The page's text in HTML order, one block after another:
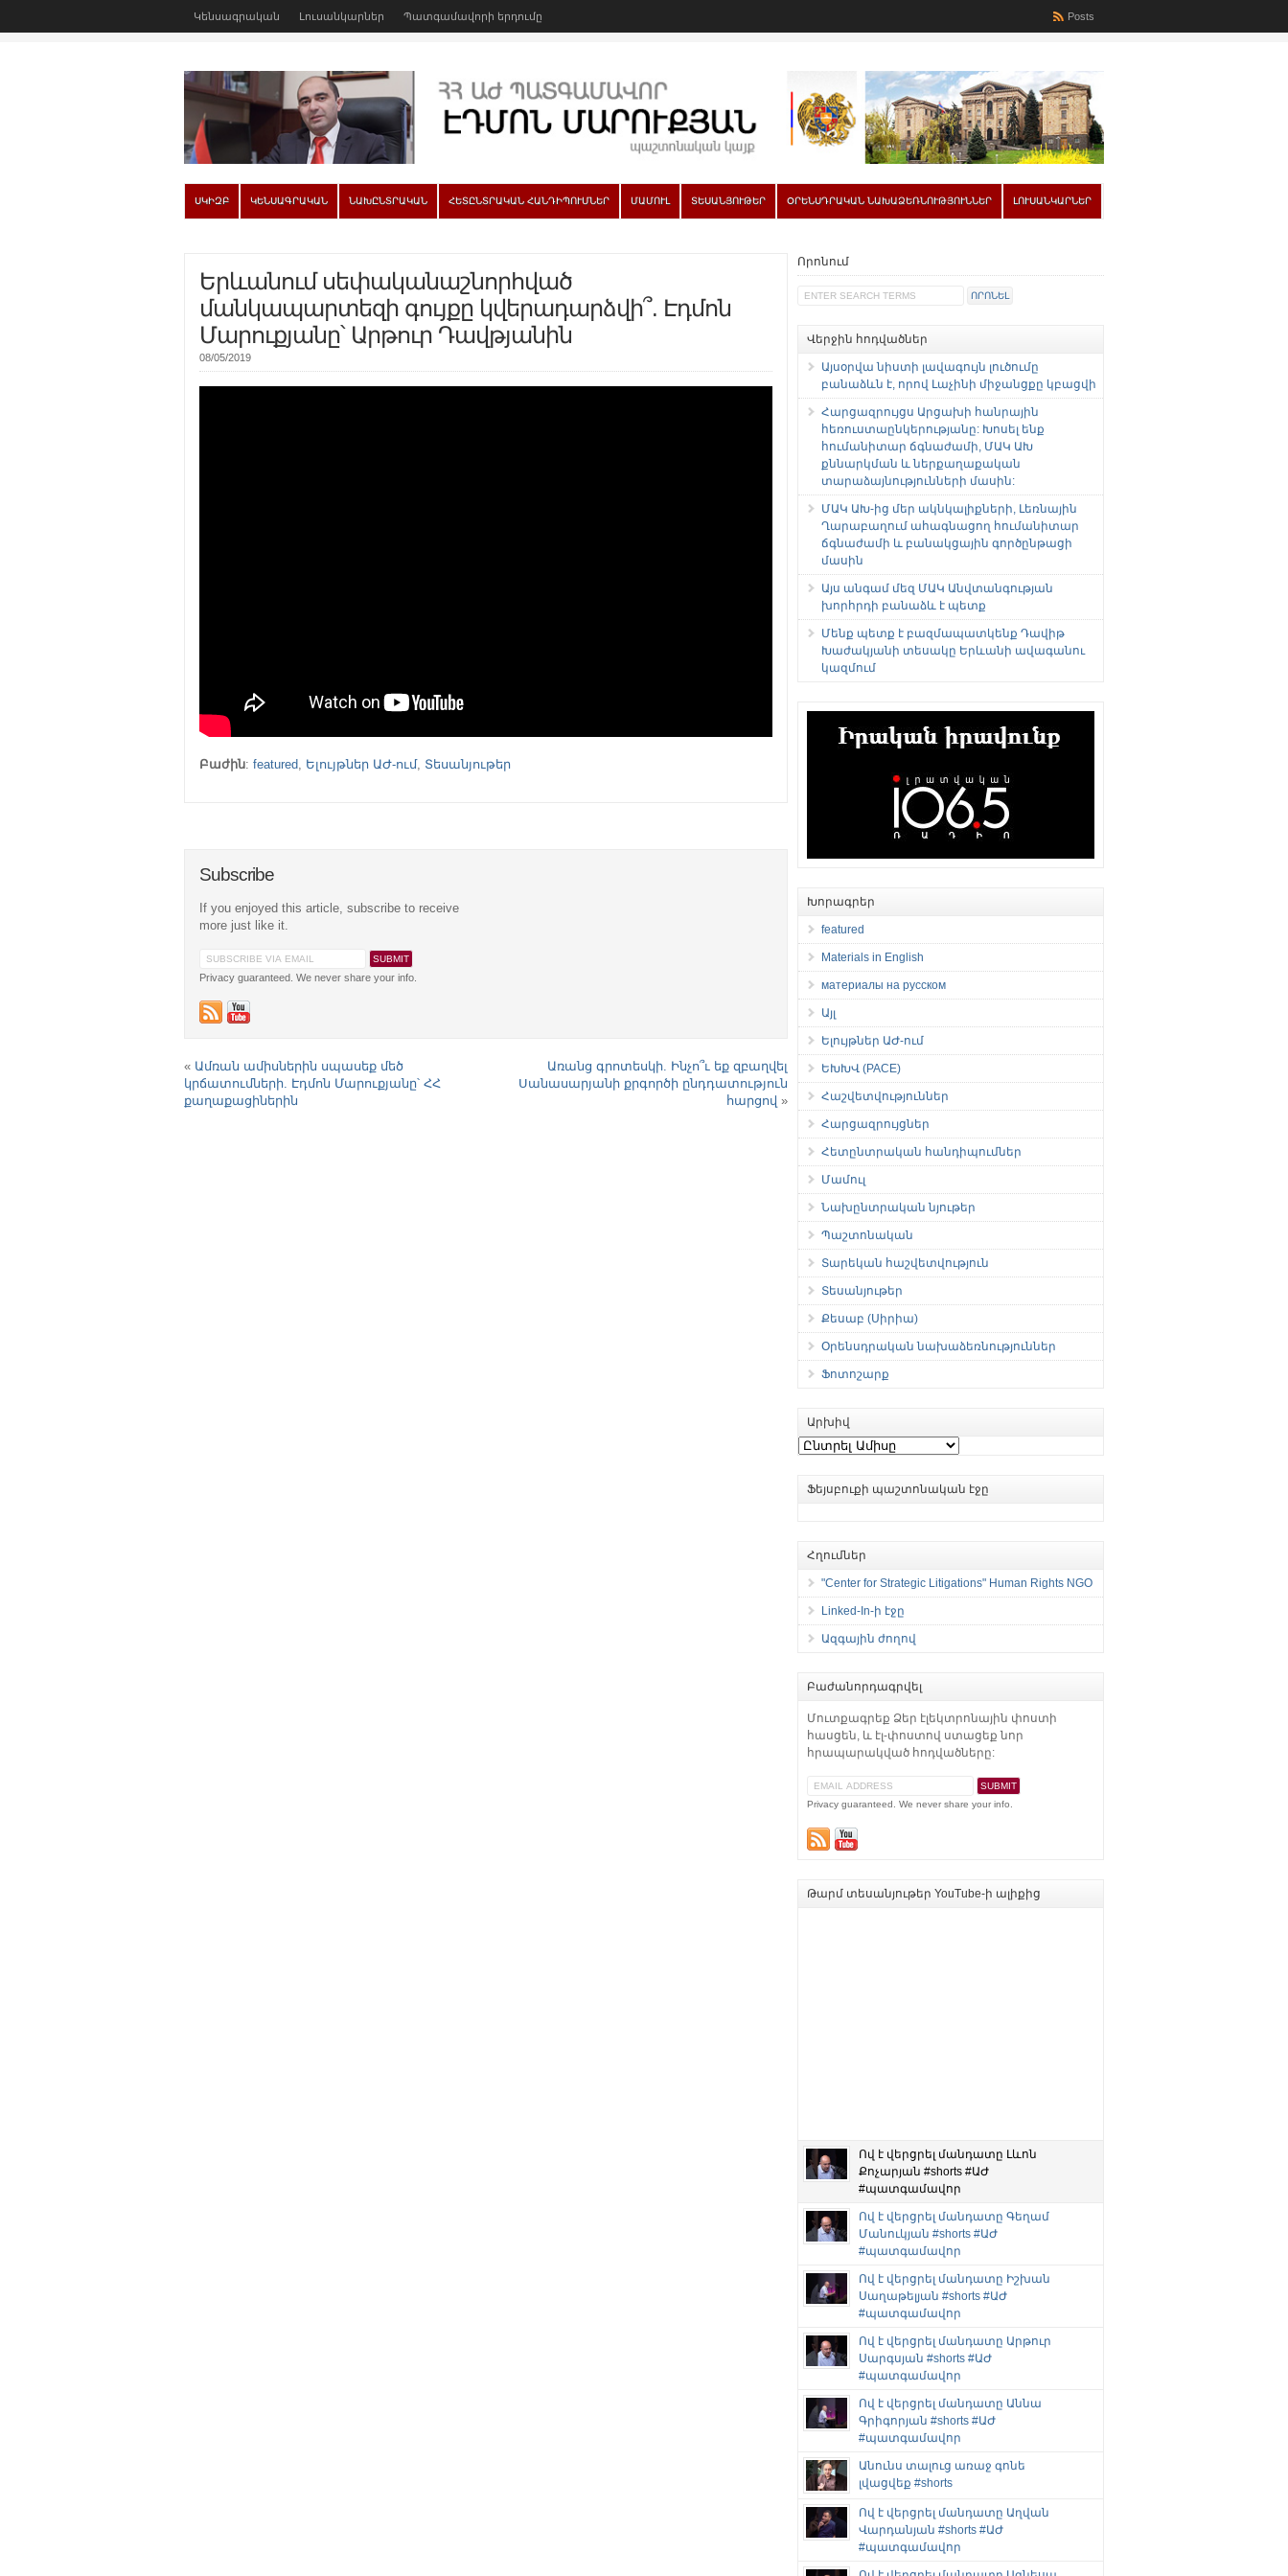
Կենսագրական Լուսանկարներ Պատգամավորի երդումը Posts
ՍԿԻԶԲ ԿԵՆՍԱԳՐԱԿԱՆ ՆԱԽԸՆՏՐԱԿԱՆ ՀԵՏԸՆՏՐԱԿԱՆ ՀԱՆԴԻՊՈՒՄՆԵՐ ՄԱՄՈՒԼ ՏԵՍԱՆՅՈՒԹԵՐ ՕՐԵՆՍԴՐԱԿԱՆ ՆԱԽԱՁԵՌՆՈՒԹՅՈՒՆՆԵՐ ԼՈՒՍԱՆԿԱՐՆԵՐ
Երևանում սեփականաշնորհված
մանկապարտեզի գույքը կվերադարձվի՞. Էդմոն
Մարուքյանը՝ Արթուր Դավթյանին
08/05/2019
Բաժին: featured, Ելույթներ ԱԺ-ում, Տեսանյութեր
Subscribe
If you enjoyed this article, subscribe to receive
more just like it.
Privacy guaranteed. We never share your info.
« Ամռան ամիսներին սպասեք մեծ
կրճատումների. Էդմոն Մարուքյանը՝ ՀՀ
քաղաքացիներին
Առանց գրոտեսկի. Ինչո՞ւ եք զբաղվել
Սանասարյանի քրգործի ընդդատություն
հարցով »
Որոնում
Վերջին հոդվածներ
Այսօրվա նիստի լավագույն լուծումը
բանաձևն է, որով Լաչինի միջանցքը կբացվի
Հարցազրույցս Արցախի հանրային
հեռուստաընկերությանը: Խոսել ենք
հումանիտար ճգնաժամի, ՄԱԿ ԱԽ
քննարկման և ներքաղաքական
տարաձայնությունների մասին:
ՄԱԿ ԱԽ-ից մեր ակնկալիքների, Լեռնային
Ղարաբաղում ահագնացող հումանիտար
ճգնաժամի և բանակցային գործընթացի
մասին
Այս անգամ մեզ ՄԱԿ Անվտանգության
խորհրդի բանաձև է պետք
Մենք պետք է բազմապատկենք Դավիթ
Խաժակյանի տեսակը Երևանի ավագանու
կազմում
Խորագրեր
featured
Materials in English
материалы на русском
Այլ
Ելույթներ ԱԺ-ում
ԵԽԽՎ (PACE)
Հաշվետվություններ
Հարցազրույցներ
Հետընտրական հանդիպումներ
Մամուլ
Նախընտրական նյութեր
Պաշտոնական
Տարեկան հաշվետվություն
Տեսանյութեր
Քեսաբ (Սիրիա)
Օրենսդրական նախաձեռնություններ
Ֆոտոշարք
Արխիվ
Արխիվ
Ֆեյսբուքի պաշտոնական էջը
Հղումներ
"Center for Strategic Litigations" Human Rights NGO
Linked-In-ի էջը
Ազգային ժողով
Բաժանորդագրվել
Մուտքագրեք Ձեր էլեկտրոնային փոստի
հասցեն, և էլ-փոստով ստացեք նոր
հրապարակված հոդվածները:
Privacy guaranteed. We never share your info.
Թարմ տեսանյութեր YouTube-ի ալիքից
Ով է վերցրել մանդատը Լևոն
Քոչարյան #shorts #ԱԺ
#պատգամավոր
Ով է վերցրել մանդատը Գեղամ
Մանուկյան #shorts #ԱԺ
#պատգամավոր
Ով է վերցրել մանդատը Իշխան
Սաղաթելյան #shorts #ԱԺ
#պատգամավոր
Ով է վերցրել մանդատը Արթուր
Սարգսյան #shorts #ԱԺ
#պատգամավոր
Ով է վերցրել մանդատը Աննա
Գրիգորյան #shorts #ԱԺ
#պատգամավոր
Անունս տալուց առաջ գոնե
լվացվեք #shorts
Ով է վերցրել մանդատը Աղվան
Վարդանյան #shorts #ԱԺ
#պատգամավոր